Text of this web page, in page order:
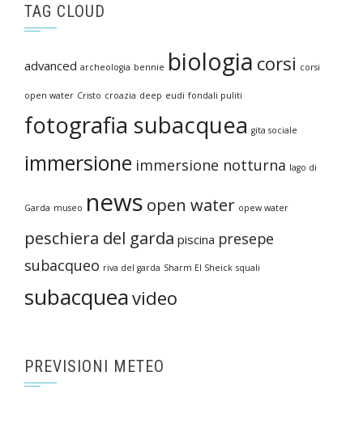
TAG CLOUD
advanced archeologia bennie biologia corsi corsi
open water Cristo croazia deep eudi fondali puliti
fotografia subacquea gita sociale
immersione immersione notturna lago di
Garda museo news open water opew water
peschiera del garda piscina presepe
subacqueo riva del garda Sharm El Sheick squali
subacqueavideo
PREVISIONI METEO